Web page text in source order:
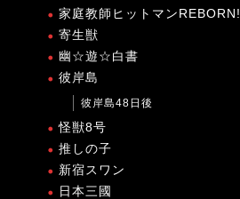
家庭教師ヒットマンREBORN!
寄生獣
幽☆遊☆白書
彼岸島
彼岸島48日後
怪獣8号
推しの子
新宿スワン
日本三國